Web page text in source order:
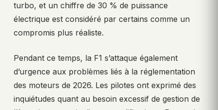
turbo, et un chiffre de 30 % de puissance
électrique est considéré par certains comme un
compromis plus réaliste.
Pendant ce temps, la F1 s’attaque également
d’urgence aux problèmes liés à la réglementation
des moteurs de 2026. Les pilotes ont exprimé des
inquiétudes quant au besoin excessif de gestion de